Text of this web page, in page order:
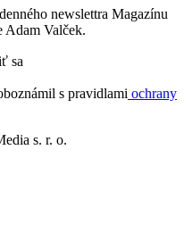
newslettra Magazínu
Adam Valček.
sa
s pravidlami ochrany
s. r. o.